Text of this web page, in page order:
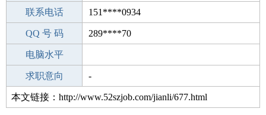
期望月薪
联系电话 151****0934
手机号码 151****0934
QQ 号 码 289****70
微信号码
电脑水平
外语水平
求职意向 -
本文链接：http://www.52szjob.com/jianli/677.html